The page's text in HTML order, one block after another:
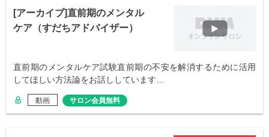
[アーカイブ]直前期のメンタル
ケア（すだちアドバイザー）
直前期のメンタルケア試験直前期の不安を解消するために活用
してほしい方法論をお話ししています…
動画 サロン会員無料